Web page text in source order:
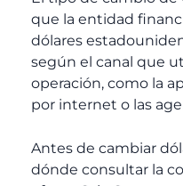
que la entidad
dólares
según el canal que
operación, como la
por internet o las
Antes de cambiar
dónde consultar la